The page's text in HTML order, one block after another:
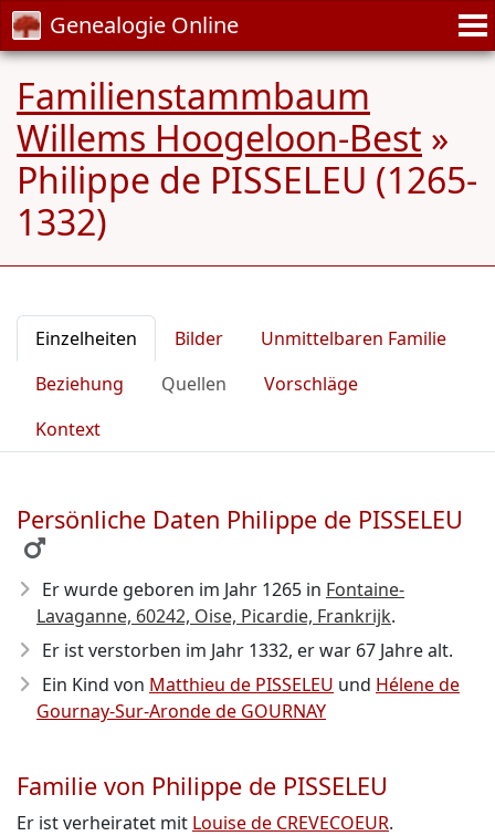
Genealogie Online
Familienstammbaum
Willems Hoogeloon-Best »
Philippe de PISSELEU (1265-
1332)
Einzelheiten Bilder
Unmittelbaren Familie
Beziehung
Quellen
Vorschläge
Kontext
Persönliche Daten Philippe de PISSELEU
Er wurde geboren im Jahr 1265 in Fontaine-
Lavaganne, 60242, Oise, Picardie, Frankrijk.
Er ist verstorben im Jahr 1332, er war 67 Jahre alt.
Ein Kind von Matthieu de PISSELEU und Hélene de
Gournay-Sur-Aronde de GOURNAY
Familie von Philippe de PISSELEU
Er ist verheiratet mit Louise de CREVECOEUR.